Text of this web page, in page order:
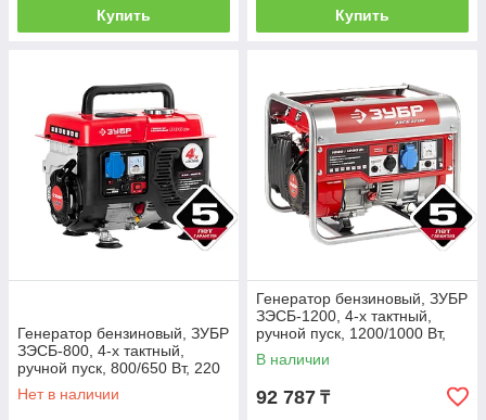
Купить Купить
Генератор бензиновый, ЗУБР
ЗЭСБ-800, 4-х тактный,
ручной пуск, 800/650 Вт, 220
В
Нет в наличии
Генератор бензиновый, ЗУБР
ЗЭСБ-1200, 4-х тактный,
ручной пуск, 1200/1000 Вт,
220 В
В наличии
92 787 ₸